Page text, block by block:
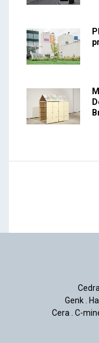
Genk.
Cera. C-